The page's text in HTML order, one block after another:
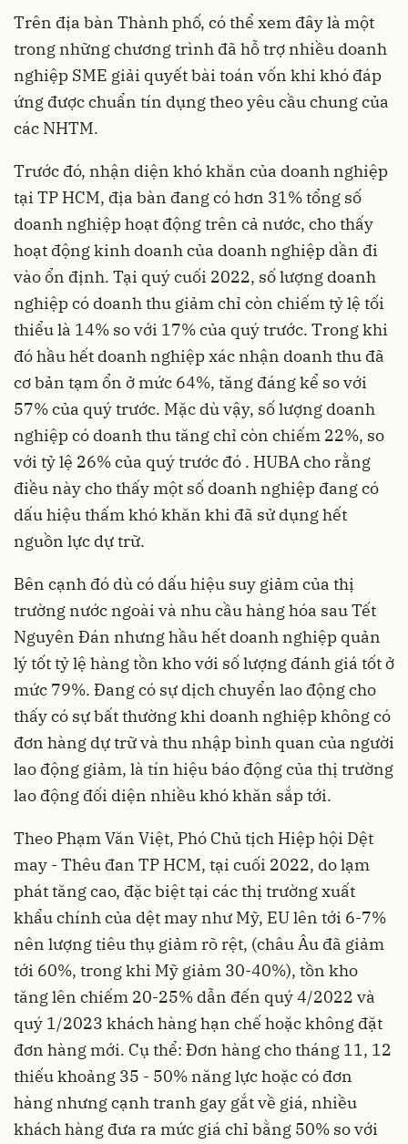
Trên địa bàn Thành phố, có thể xem đây là một
trong những chương trình đã hỗ trợ nhiều doanh
nghiệp SME giải quyết bài toán vốn khi khó đáp
ứng được chuẩn tín dụng theo yêu cầu chung của
các NHTM.
Trước đó, nhận diện khó khăn của doanh nghiệp
tại TP HCM, địa bàn đang có hơn 31% tổng số
doanh nghiệp hoạt động trên cả nước, cho thấy
hoạt động kinh doanh của doanh nghiệp dần đi
vào ổn định. Tại quý cuối 2022, số lượng doanh
nghiệp có doanh thu giảm chỉ còn chiếm tỷ lệ tối
thiểu là 14% so với 17% của quý trước. Trong khi
đó hầu hết doanh nghiệp xác nhận doanh thu đã
cơ bản tạm ổn ở mức 64%, tăng đáng kể so với
57% của quý trước. Mặc dù vậy, số lượng doanh
nghiệp có doanh thu tăng chỉ còn chiếm 22%, so
với tỷ lệ 26% của quý trước đó . HUBA cho rằng
điều này cho thấy một số doanh nghiệp đang có
dấu hiệu thấm khó khăn khi đã sử dụng hết
nguồn lực dự trữ.
Bên cạnh đó dù có dấu hiệu suy giảm của thị
trường nước ngoài và nhu cầu hàng hóa sau Tết
Nguyên Đán nhưng hầu hết doanh nghiệp quản
lý tốt tỷ lệ hàng tồn kho với số lượng đánh giá tốt ở
mức 79%. Đang có sự dịch chuyển lao động cho
thấy có sự bất thường khi doanh nghiệp không có
đơn hàng dự trữ và thu nhập bình quan của người
lao động giảm, là tín hiệu báo động của thị trường
lao động đối diện nhiều khó khăn sắp tới.
Theo Phạm Văn Việt, Phó Chủ tịch Hiệp hội Dệt
may - Thêu đan TP HCM, tại cuối 2022, do lạm
phát tăng cao, đặc biệt tại các thị trường xuất
khẩu chính của dệt may như Mỹ, EU lên tới 6-7%
nên lượng tiêu thụ giảm rõ rệt, (châu Âu đã giảm
tới 60%, trong khi Mỹ giảm 30-40%), tồn kho
tăng lên chiếm 20-25% dẫn đến quý 4/2022 và
quý 1/2023 khách hàng hạn chế hoặc không đặt
đơn hàng mới. Cụ thể: Đơn hàng cho tháng 11, 12
thiếu khoảng 35 - 50% năng lực hoặc có đơn
hàng nhưng cạnh tranh gay gắt về giá, nhiều
khách hàng đưa ra mức giá chỉ bằng 50% so với